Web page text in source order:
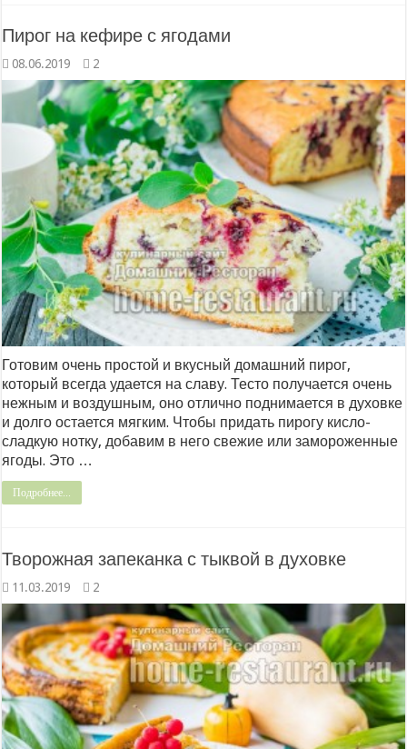
Пирог на кефире с ягодами
08.06.2019 2
Готовим очень простой и вкусный домашний пирог,
который всегда удается на славу. Тесто получается очень
нежным и воздушным, оно отлично поднимается в духовке
и долго остается мягким. Чтобы придать пирогу кисло-
сладкую нотку, добавим в него свежие или замороженные
ягоды. Это …
Подробнее...
Творожная запеканка с тыквой в духовке
11.03.2019 2